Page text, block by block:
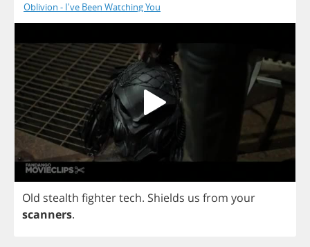
Oblivion - I've Been Watching You
Old stealth fightertech. Shields us from your
scanners.